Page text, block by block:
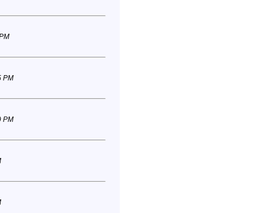
PM
PM